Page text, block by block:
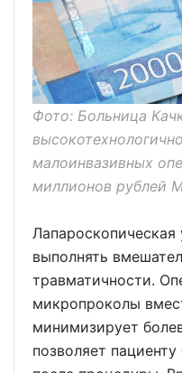
Фото: Больница
малоинвазивных
миллионов рублей
Лапароскопическая
выполнять
травматичности.
микропроколы
минимизирует
позволяет